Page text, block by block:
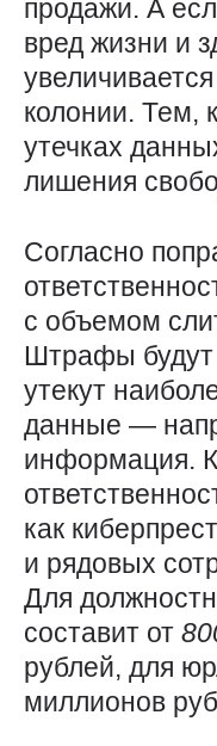
продажи. А
вред жизни и
колонии. Тем,
утечках
лишения
Согласно
с объемом
Штрафы будут
утекут
данные —
информация. К
как
и рядовых
Для
составит от
рублей, для
миллионов